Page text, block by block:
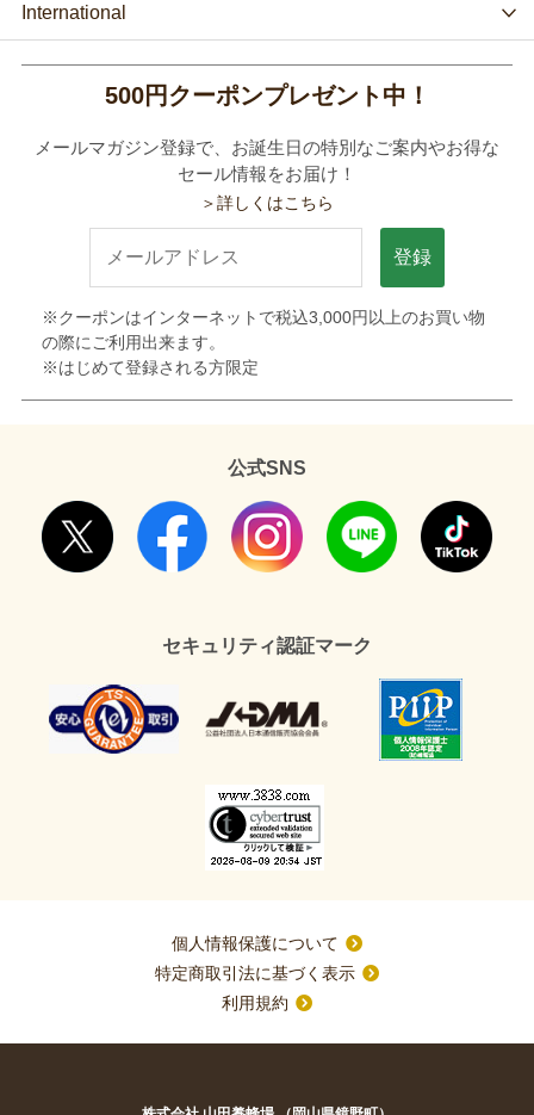
International
500円クーポンプレゼント中！
メールマガジン登録で、お誕生日の特別なご案内やお得な
セール情報をお届け！
＞詳しくはこちら
登録
※クーポンはインターネットで税込3,000円以上のお買い物
の際にご利用出来ます。
※はじめて登録される方限定
公式SNS
セキュリティ認証マーク
個人情報保護について
特定商取引法に基づく表示
利用規約